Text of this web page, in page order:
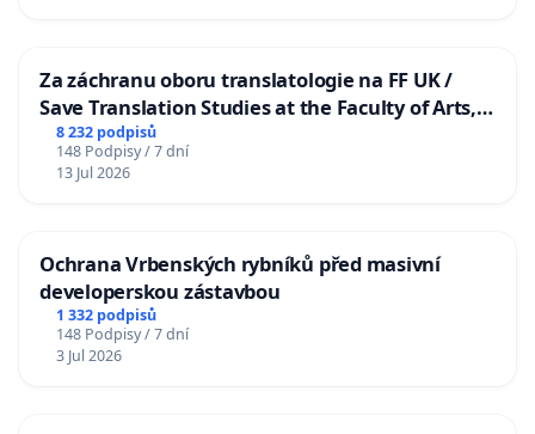
Za záchranu oboru translatologie na FF UK /
Save Translation Studies at the Faculty of Arts,
Charles University
8 232 podpisů
148 Podpisy / 7 dní
13 Jul 2026
Ochrana Vrbenských rybníků před masivní
developerskou zástavbou
1 332 podpisů
148 Podpisy / 7 dní
3 Jul 2026